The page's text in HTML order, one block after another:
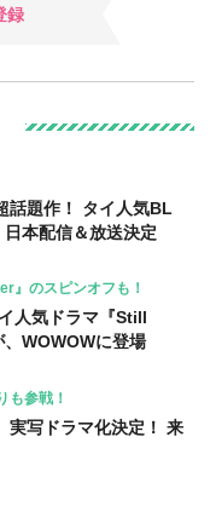
録
話題作！ タイ人気BL
本配信＆放送決定
』のスピンオフも！
人気ドラマ『Still
WOWOWに登場
も参戦！
実写ドラマ化決定！ 来